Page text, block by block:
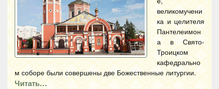
великомучени
ка и целителя
Пантелеимон
а в Свято-
Троицком
кафедрально
м соборе были совершены две Божественные литургии.
Читать…